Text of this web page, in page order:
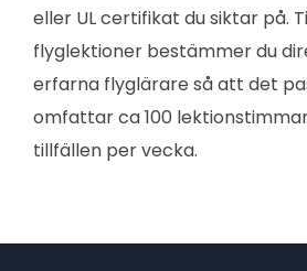
eller UL certifikat du siktar på.
flyglektioner bestämmer du
erfarna flyglärare så att det
omfattar ca 100
tillfällen per vecka.